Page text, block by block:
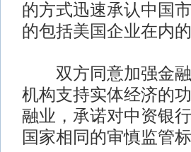
的方式迅速承认中国
的包括美国企业在内
双方同意加强金融
机构支持实体经济的
融业，承诺对中资银
国家相同的审慎监管标